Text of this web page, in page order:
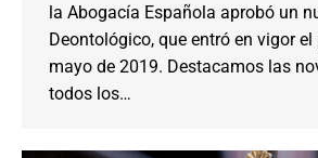
la Abogacía Española aprobó un
Deontológico, que entró en vigor
mayo de 2019. Destacamos las
todos los…